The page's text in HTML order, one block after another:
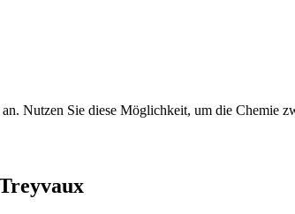
Nutzen Sie diese Möglichkeit, um die Chemie